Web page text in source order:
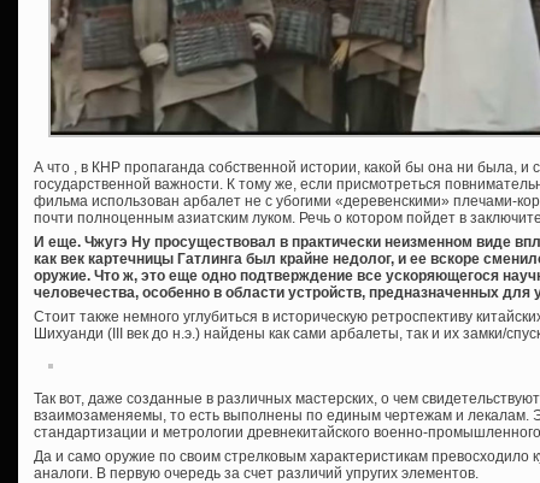
А что , в КНР пропаганда собственной истории, какой бы она ни была,
государственной важности. К тому же, если присмотреться
фильма использован арбалет не с убогими «деревенскими» плечами-
почти полноценным азиатским луком. Речь о котором пойдет в
И еще. Чжугэ Ну просуществовал в практически неизменном виде
как век картечницы Гатлинга был крайне недолог, и ее вскоре
оружие. Что ж, это еще одно подтверждение все ускоряющегося
человечества, особенно в области устройств, предназначенных
Стоит также немного углубиться в историческую ретроспективу
Шихуанди (III век до н.э.) найдены как сами арбалеты, так и их замки/
Так вот, даже созданные в различных мастерских, о чем
взаимозаменяемы, то есть выполнены по единым чертежам и лекалам.
стандартизации и метрологии древнекитайского военно-
Да и само оружие по своим стрелковым характеристикам превосходило
аналоги. В первую очередь за счет различий упругих элементов.